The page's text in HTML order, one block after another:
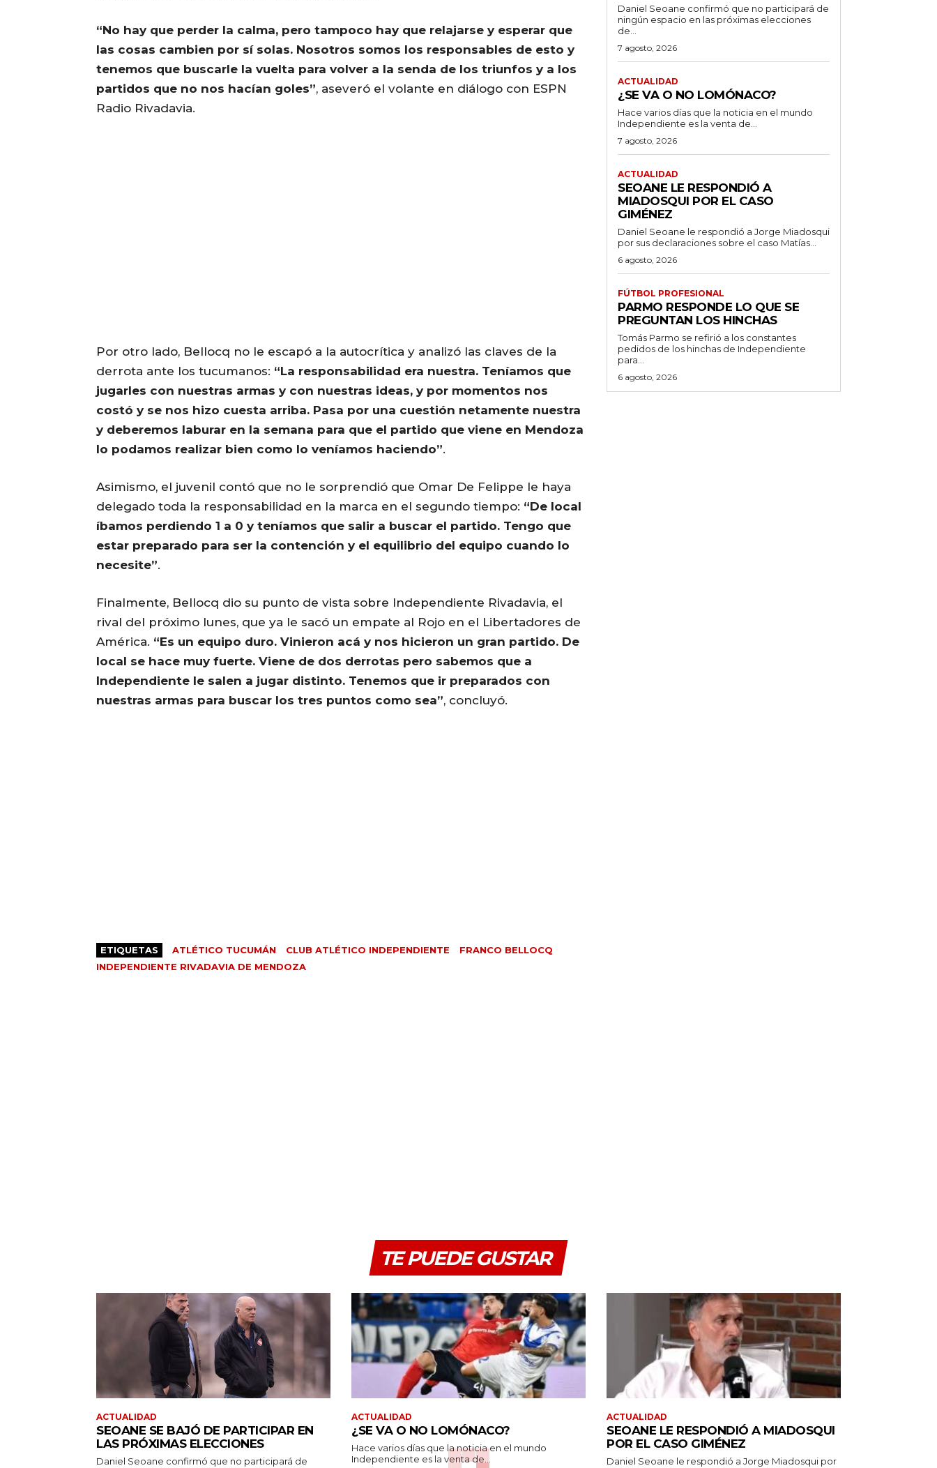
“No hay que perder la calma, pero tampoco hay que relajarse y esperar que
las cosas cambien por sí solas. Nosotros somos los responsables de esto y
tenemos que buscarle la vuelta para volver a la senda de los triunfos y a los
partidos que no nos hacían goles”, aseveró el volante en diálogo con ESPN
Radio Rivadavia.
Por otro lado, Bellocq no le escapó a la autocrítica y analizó las claves de la
derrota ante los tucumanos: “La responsabilidad era nuestra. Teníamos que
jugarles con nuestras armas y con nuestras ideas, y por momentos nos
costó y se nos hizo cuesta arriba. Pasa por una cuestión netamente nuestra
y deberemos laburar en la semana para que el partido que viene en Mendoza
lo podamos realizar bien como lo veníamos haciendo”.
Asimismo, el juvenil contó que no le sorprendió que Omar De Felippe le haya
delegado toda la responsabilidad en la marca en el segundo tiempo: “De local
íbamos perdiendo 1 a 0 y teníamos que salir a buscar el partido. Tengo que
estar preparado para ser la contención y el equilibrio del equipo cuando lo
necesite”.
Finalmente, Bellocq dio su punto de vista sobre Independiente Rivadavia, el
rival del próximo lunes, que ya le sacó un empate al Rojo en el Libertadores de
América. “Es un equipo duro. Vinieron acá y nos hicieron un gran partido. De
local se hace muy fuerte. Viene de dos derrotas pero sabemos que a
Independiente le salen a jugar distinto. Tenemos que ir preparados con
nuestras armas para buscar los tres puntos como sea”, concluyó.
ETIQUETAS ATLÉTICO TUCUMÁN CLUB ATLÉTICO INDEPENDIENTE
FRANCO BELLOCQ
INDEPENDIENTE RIVADAVIA DE MENDOZA
Daniel Seoane confirmó que no participará de
ningún espacio en las próximas elecciones
de...
7 agosto, 2026
ACTUALIDAD
¿SE VA O NO LOMÓNACO?
Hace varios días que la noticia en el mundo
Independiente es la venta de...
7 agosto, 2026
ACTUALIDAD
SEOANE LE RESPONDIÓ A
MIADOSQUI POR EL CASO
GIMÉNEZ
Daniel Seoane le respondió a Jorge Miadosqui
por sus declaraciones sobre el caso Matías...
6 agosto, 2026
FÚTBOL PROFESIONAL
PARMO RESPONDE LO QUE SE
PREGUNTAN LOS HINCHAS
Tomás Parmo se refirió a los constantes
pedidos de los hinchas de Independiente
para...
6 agosto, 2026
TE PUEDE GUSTAR
ACTUALIDAD
SEOANE SE BAJÓ DE PARTICIPAR EN
LAS PRÓXIMAS ELECCIONES
Daniel Seoane confirmó que no participará de
ACTUALIDAD
¿SE VA O NO LOMÓNACO?
Hace varios días que la noticia en el mundo
Independiente es la venta de...
ACTUALIDAD
SEOANE LE RESPONDIÓ A MIADOSQUI
POR EL CASO GIMÉNEZ
Daniel Seoane le respondió a Jorge Miadosqui por